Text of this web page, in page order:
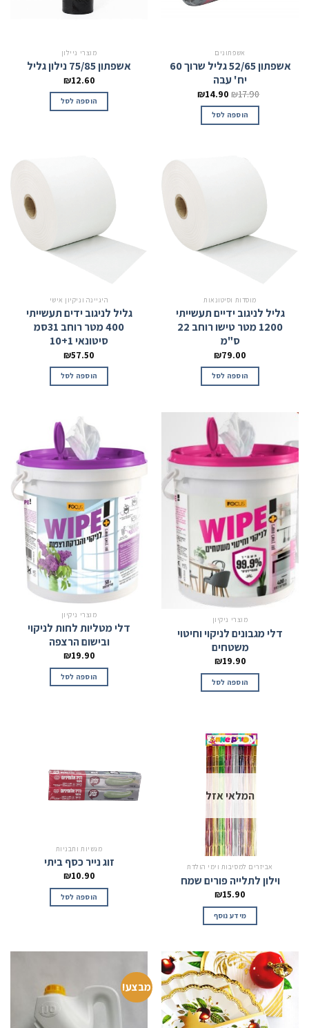
אשפתונים
אשפתון 52/65 גליל שרוך 60
יח' עבה
₪17.90
₪14.90
הוספה לסל
מוצרי ניילון
אשפתון 75/85 נילון גליל
₪12.60
הוספה לסל
מוסדות וסיטונאות
גליל לניגוב ידיים תעשייתי
1200 מטר טישו רוחב 22
ס"מ
₪79.00
הוספה לסל
היגיינה וניקיון אישי
גליל לניגוב ידים תעשייתי
400 מטר רוחב 31סמ
סיטונאי 10+1
₪57.50
הוספה לסל
מוצרי ניקיון
דלי מגבונים לניקוי וחיטוי
משטחים
₪19.90
הוספה לסל
מוצרי ניקיון
דלי מטליות לחות לניקוי
ובישום הרצפה
₪19.90
הוספה לסל
המלאי אזל
אביזרים למסיבות וימי הולדת
וילון לתלייה פורים שמח
₪15.90
מידע נוסף
מגשיות ותבניות
זוג נייר כסף ביתי
₪10.90
הוספה לסל
מבצע!